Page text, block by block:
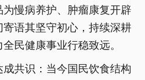
慢病养护、肿瘤康复开辟
语其坚守初心，持续深耕
民健康事业行稳致远。
共识：当今国民饮食结构